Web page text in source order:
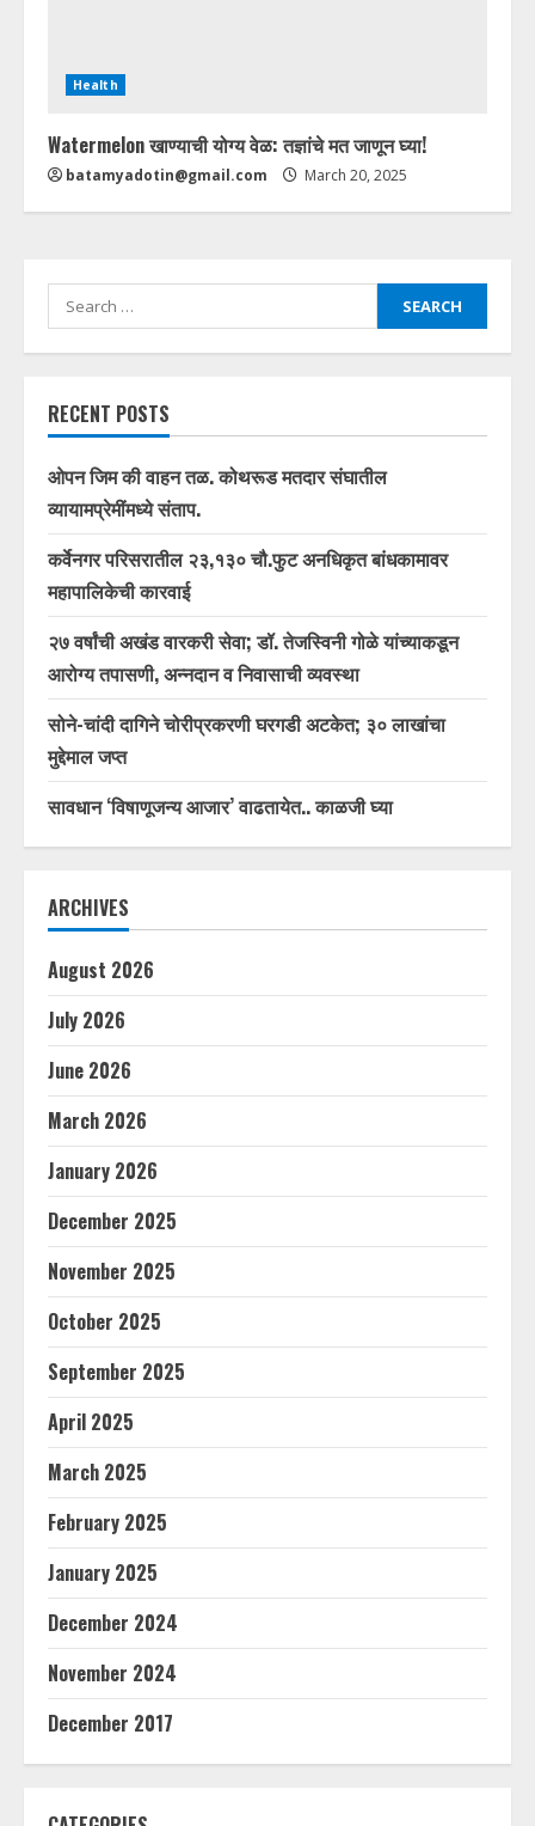
Health
Watermelon खाण्याची योग्य वेळ: तज्ञांचे मत जाणून घ्या!
batamyadotin@gmail.com March 20, 2025
Search
for:
RECENT POSTS
ओपन जिम की वाहन तळ. कोथरूड मतदार संघातील
व्यायामप्रेमींमध्ये संताप.
कर्वेनगर परिसरातील २३,१३० चौ.फुट अनधिकृत बांधकामावर
महापालिकेची कारवाई
२७ वर्षांची अखंड वारकरी सेवा; डॉ. तेजस्विनी गोळे यांच्याकडून
आरोग्य तपासणी, अन्नदान व निवासाची व्यवस्था
सोने-चांदी दागिने चोरीप्रकरणी घरगडी अटकेत; ३० लाखांचा
मुद्देमाल जप्त
सावधान ‘विषाणूजन्य आजार’ वाढतायेत.. काळजी घ्या
ARCHIVES
August 2026
July 2026
June 2026
March 2026
January 2026
December 2025
November 2025
October 2025
September 2025
April 2025
March 2025
February 2025
January 2025
December 2024
November 2024
December 2017